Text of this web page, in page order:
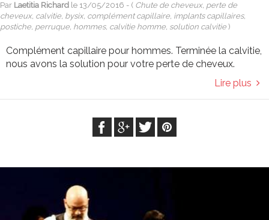
Par Laetitia Richard le 13/05/2016 - ( Chute de cheveux, perte de
cheveux, calvitie, bysix, complément capillaire, implants capillaires,
postiche, perruque, hommes, calvitie homme, solution calvitie )
Complément capillaire pour hommes. Terminée la calvitie,
nous avons la solution pour votre perte de cheveux.
Lire plus